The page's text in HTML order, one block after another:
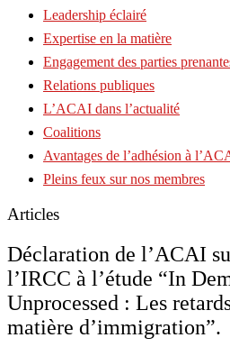
Leadership éclairé
Expertise en la matière
Engagement des parties
Relations publiques
L’ACAI dans l’actualité
Coalitions
Avantages de l’adhésion à
Pleins feux sur nos membres
Articles
Déclaration de l’ACAI
l’IRCC à l’étude “In
Unprocessed : Les
matière d’immigration”.